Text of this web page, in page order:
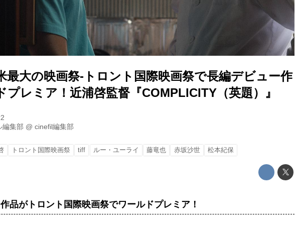
最大の映画祭-トロント国際映画祭で長編デビュー作
プレミア！近浦啓監督『COMPLICITY（英題）』
編集部 @cinefil編集部
トロント国際映画祭 tiff ルー・ユーライ 藤竜也 赤坂沙世 松本紀保
品がトロント国際映画祭でワールドプレミア！